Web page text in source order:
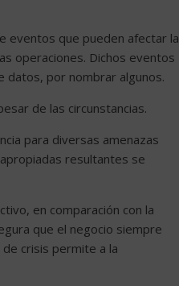
eventos que pueden afectar la
operaciones. Dichos eventos
datos, por nombrar algunos.
de las circunstancias.
para diversas amenazas
resultantes se
en comparación con la
que el negocio siempre
crisis permite a la